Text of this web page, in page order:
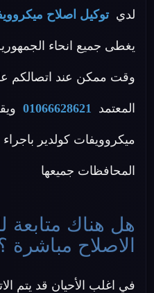
لدي توكيل اصلاح
يغطى جميع انحاء
وقت ممكن عند اتصالكم
المعتمد 01066628621
ميكروويفات كولدير
المحافظات جميعها
هل هناك متابعة
الاصلاح مباشرة
في اغلب الأحيان قد يتم